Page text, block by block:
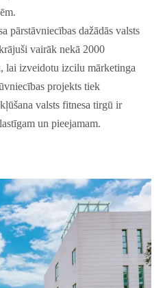
dažādās valsts
vairāk nekā 2000
lai izveidotu izcilu mārketinga
projekts tiek
valsts fitnesa tirgū ir
un pieejamam.